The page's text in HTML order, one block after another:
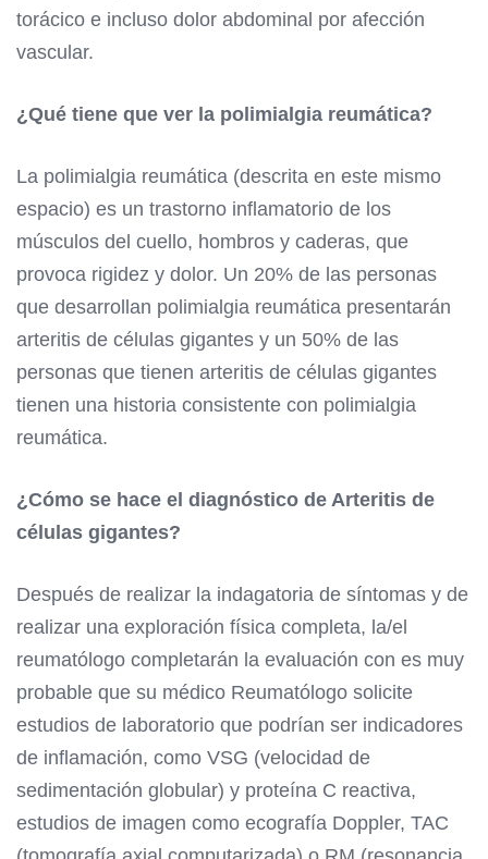
torácico e incluso dolor abdominal por afección
vascular.
¿Qué tiene que ver la polimialgia reumática?
La polimialgia reumática (descrita en este mismo
espacio) es un trastorno inflamatorio de los
músculos del cuello, hombros y caderas, que
provoca rigidez y dolor. Un 20% de las personas
que desarrollan polimialgia reumática presentarán
arteritis de células gigantes y un 50% de las
personas que tienen arteritis de células gigantes
tienen una historia consistente con polimialgia
reumática.
¿Cómo se hace el diagnóstico de Arteritis de
células gigantes?
Después de realizar la indagatoria de síntomas y de
realizar una exploración física completa, la/el
reumatólogo completarán la evaluación con es muy
probable que su médico Reumatólogo solicite
estudios de laboratorio que podrían ser indicadores
de inflamación, como VSG (velocidad de
sedimentación globular) y proteína C reactiva,
estudios de imagen como ecografía Doppler, TAC